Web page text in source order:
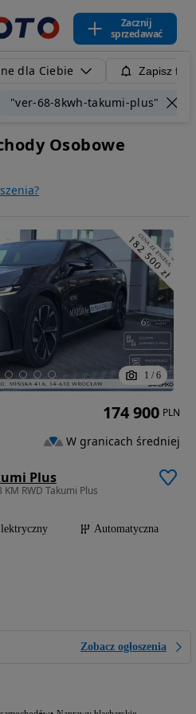
Zacznij
sprzedawać
dla Ciebie Zapisz
"ver-68-8kwh-takumi-plus"
Osobowe
1 / 6
Plus
RWD Takumi Plus
Automatyczna
Zobacz ogłoszenia
174 900 PLN
W granicach średniej